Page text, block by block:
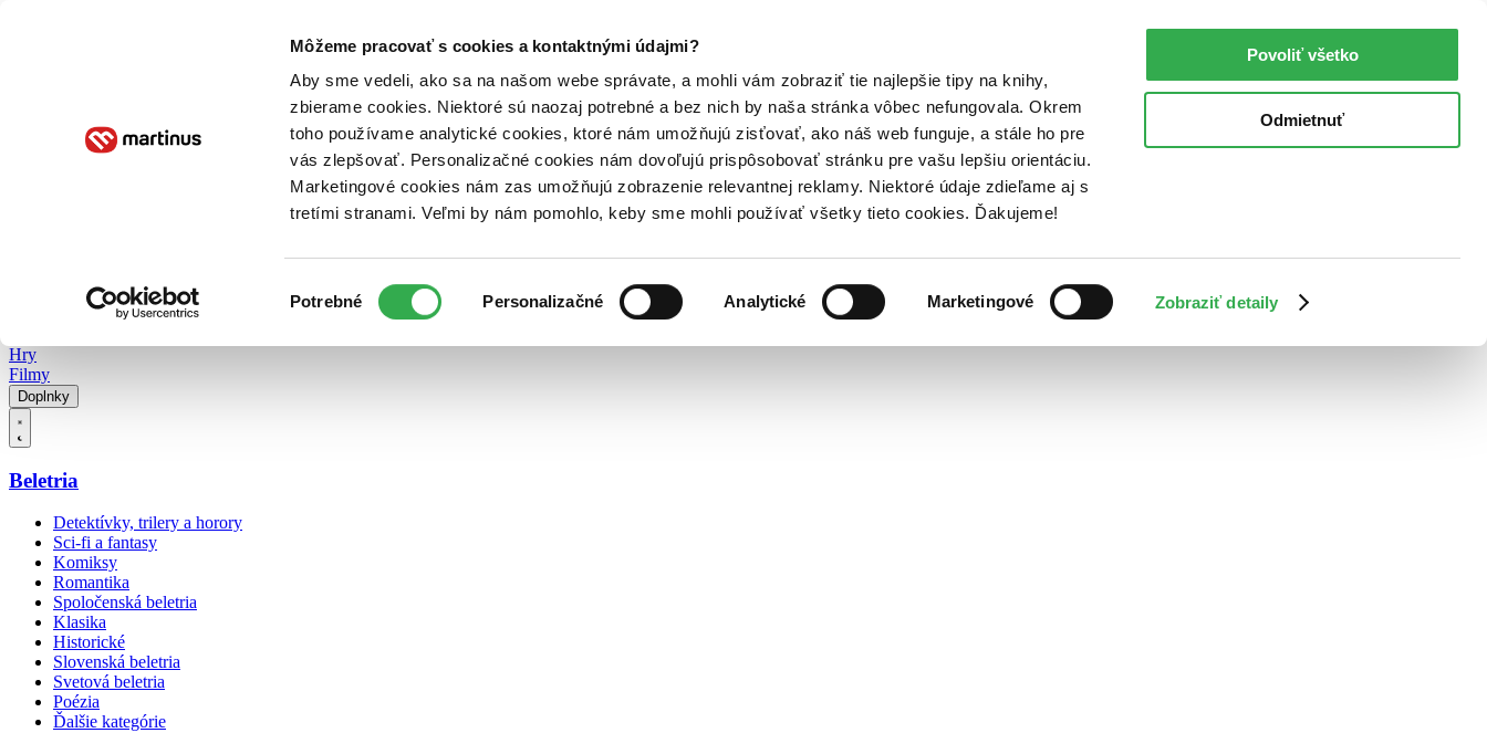
Môžeme pracovať s cookies a kontaktnými údajmi?
Aby sme vedeli, ako sa na našom webe správate, a mohli vám zobraziť tie najlepšie tipy na knihy,
zbierame cookies. Niektoré sú naozaj potrebné a bez nich by naša stránka vôbec nefungovala. Okrem
toho používame analytické cookies, ktoré nám umožňujú zisťovať, ako náš web funguje, a stále ho pre
vás zlepšovať. Personalizačné cookies nám dovoľujú prispôsobovať stránku pre vašu lepšiu orientáciu.
Marketingové cookies nám zas umožňujú zobrazenie relevantnej reklamy. Niektoré údaje zdieľame aj s
tretími stranami. Veľmi by nám pomohlo, keby sme mohli používať všetky tieto cookies. Ďakujeme!
súhlasu
Potrebné Personalizačné Analytické Marketingové Zobraziť detaily
Povoliť všetko
Odmietnuť
Poukážky Kontakt
Hry
Filmy
Doplnky
Beletria
Detektívky, trilery a horory
Sci-fi a fantasy
Komiksy
Romantika
Spoločenská beletria
Klasika
Historické
Slovenská beletria
Svetová beletria
Poézia
Ďalšie kategórie